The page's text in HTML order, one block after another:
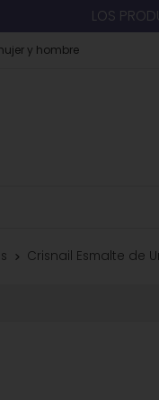
LOS
y hombre
Crisnail Esmalte de